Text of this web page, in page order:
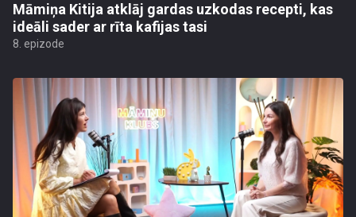
Māmiņa Kitija atklāj gardas uzkodas recepti, kas
ideāli sader ar rīta kafijas tasi
8. epizode